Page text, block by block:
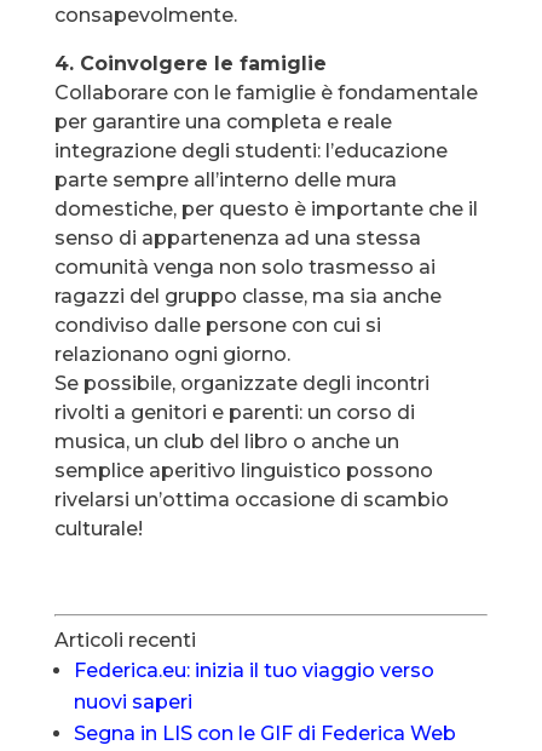
consapevolmente.
4. Coinvolgere le famiglie
Collaborare con le famiglie è fondamentale
per garantire una completa e reale
integrazione degli studenti: l’educazione
parte sempre all’interno delle mura
domestiche, per questo è importante che il
senso di appartenenza ad una stessa
comunità venga non solo trasmesso ai
ragazzi del gruppo classe, ma sia anche
condiviso dalle persone con cui si
relazionano ogni giorno.
Se possibile, organizzate degli incontri
rivolti a genitori e parenti: un corso di
musica, un club del libro o anche un
semplice aperitivo linguistico possono
rivelarsi un’ottima occasione di scambio
culturale!
Articoli recenti
Federica.eu: inizia il tuo viaggio verso
nuovi saperi
Segna in LIS con le GIF di Federica Web